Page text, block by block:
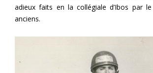
adieux faits en la collégiale d’Ibos par
anciens.